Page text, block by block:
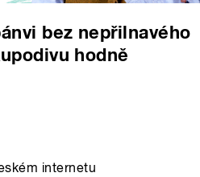
bez nepřilnavého
hodně
internetu